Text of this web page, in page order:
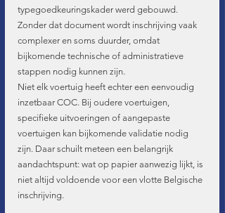
typegoedkeuringskader werd gebouwd.
Zonder dat document wordt inschrijving vaak
complexer en soms duurder, omdat
bijkomende technische of administratieve
stappen nodig kunnen zijn.
Niet elk voertuig heeft echter een eenvoudig
inzetbaar COC. Bij oudere voertuigen,
specifieke uitvoeringen of aangepaste
voertuigen kan bijkomende validatie nodig
zijn. Daar schuilt meteen een belangrijk
aandachtspunt: wat op papier aanwezig lijkt, is
niet altijd voldoende voor een vlotte Belgische
inschrijving.